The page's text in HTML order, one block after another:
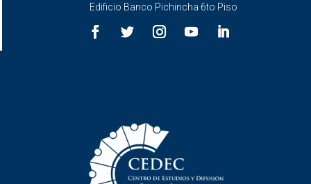
Edificio Banco Pichincha 6to Piso